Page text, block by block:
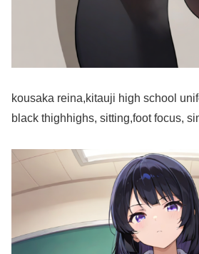
kousaka reina,kitauji high school
black thighhighs, sitting,foot focus,